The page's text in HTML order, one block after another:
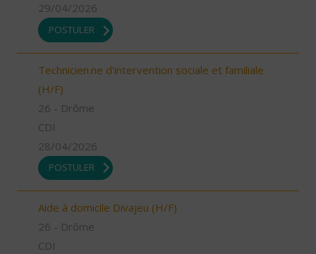
29/04/2026
POSTULER
Technicien.ne d'intervention sociale et familiale
(H/F)
26 - Drôme
CDI
28/04/2026
POSTULER
Aide à domicile Divajeu (H/F)
26 - Drôme
CDI